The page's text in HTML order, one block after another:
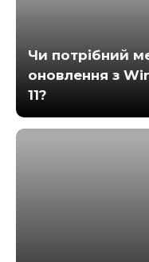
Чи потрібний
оновлення з
11?